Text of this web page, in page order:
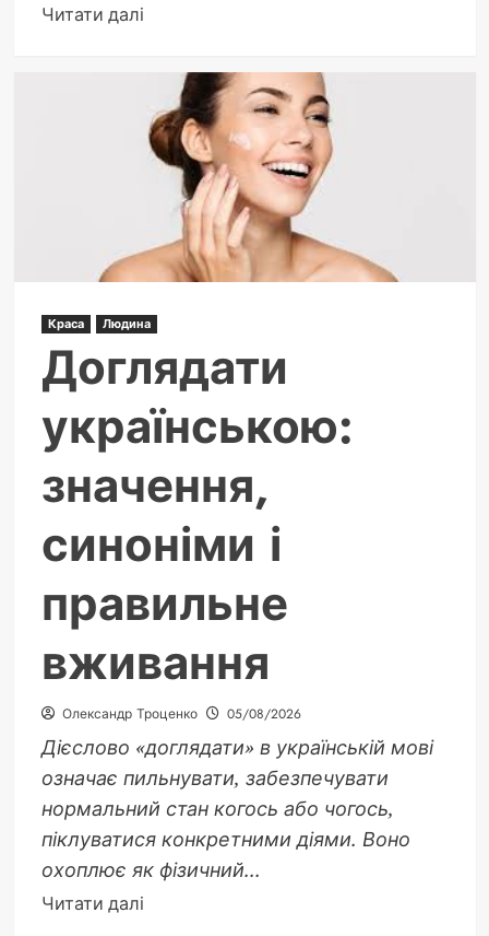
Читати даліДокладніше
Норма
кроків
в
день:
скільки
реально
потрібно
Краса Людина
Доглядати
українською:
значення,
синоніми і
правильне
вживання
Олександр Троценко 05/08/2026
Дієслово «доглядати» в українській мові
означає пильнувати, забезпечувати
нормальний стан когось або чогось,
піклуватися конкретними діями. Воно
охоплює як фізичний...
Читати даліДокладніше